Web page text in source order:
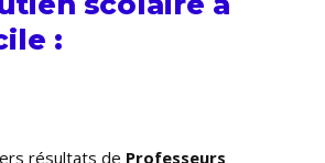
:
résultats de Professeurs